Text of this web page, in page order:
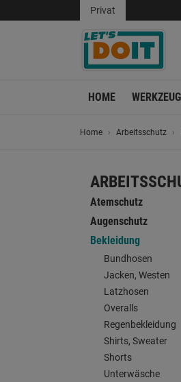
Privat
HOME WERKZEUG
Home Arbeitsschutz
Atemschutz
Augenschutz
Bekleidung
Bundhosen
Jacken, Westen
Latzhosen
Overalls
Regenbekleidung
Shirts, Sweater
Shorts
Unterwäsche